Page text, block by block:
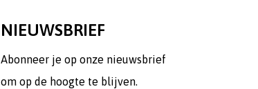
NIEUWSBRIEF
Abonneer je op onze nieuwsbrief
om op de hoogte te blijven.